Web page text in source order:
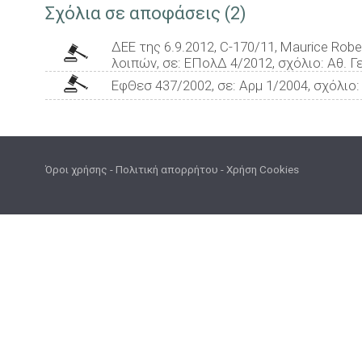
Σχόλια σε αποφάσεις (2)
ΔΕΕ της 6.9.2012, C-170/11, Maurice
λοιπών, σε: ΕΠολΔ 4/2012, σχόλιο: Αθ.
ΕφΘεσ 437/2002, σε: Αρμ 1/2004,
Όροι χρήσης -Πολιτική απορρήτου -Χρήση Cookies